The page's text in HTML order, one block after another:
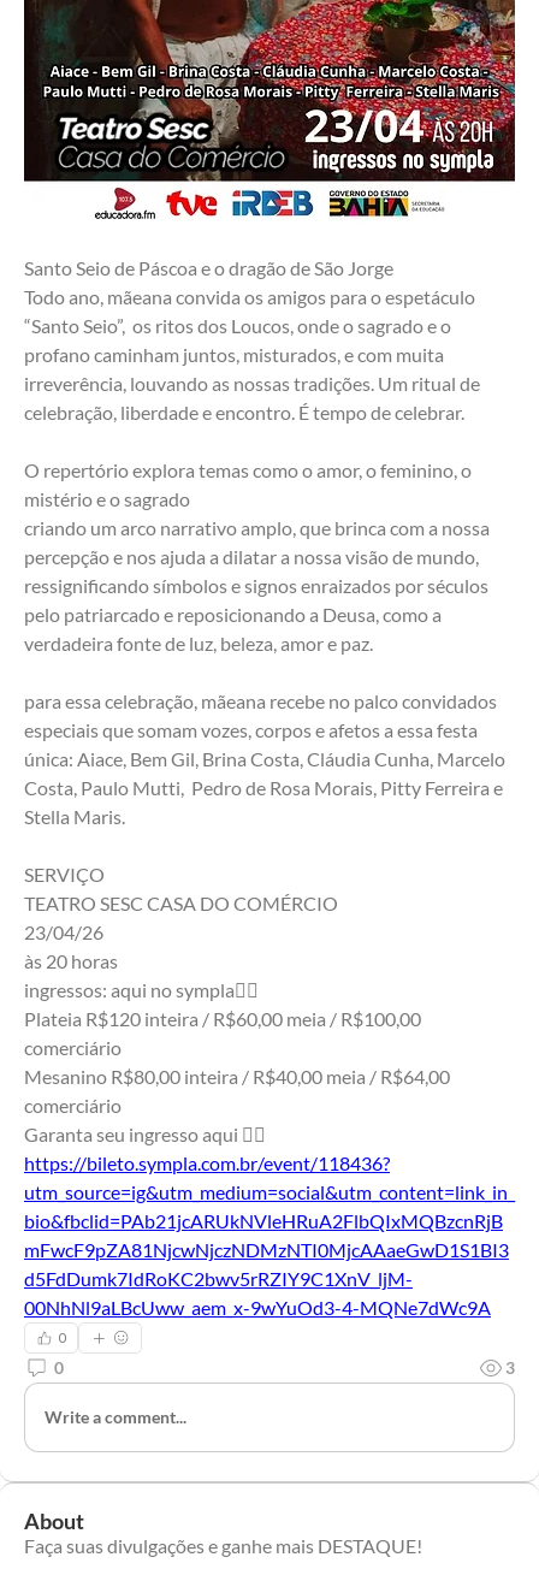
Santo Seio de Páscoa e o dragão de São Jorge
Todo ano, mãeana convida os amigos para o espetáculo
“Santo Seio”,  os ritos dos Loucos, onde o sagrado e o
profano caminham juntos, misturados, e com muita
irreverência, louvando as nossas tradições. Um ritual de
celebração, liberdade e encontro. É tempo de celebrar.
O repertório explora temas como o amor, o feminino, o
mistério e o sagrado
criando um arco narrativo amplo, que brinca com a nossa
percepção e nos ajuda a dilatar a nossa visão de mundo,
ressignificando símbolos e signos enraizados por séculos
pelo patriarcado e reposicionando a Deusa, como a
verdadeira fonte de luz, beleza, amor e paz.
para essa celebração, mãeana recebe no palco convidados
especiais que somam vozes, corpos e afetos a essa festa
única: Aiace, Bem Gil, Brina Costa, Cláudia Cunha, Marcelo
Costa, Paulo Mutti,  Pedro de Rosa Morais, Pitty Ferreira e
Stella Maris.
SERVIÇO
TEATRO SESC CASA DO COMÉRCIO
23/04/26
às 20 horas
ingressos: aqui no sympla👇🏽
Plateia R$120 inteira / R$60,00 meia / R$100,00
comerciário
Mesanino R$80,00 inteira / R$40,00 meia / R$64,00
comerciário
Garanta seu ingresso aqui 👇🏿
https://bileto.sympla.com.br/event/118436?
utm_source=ig&utm_medium=social&utm_content=link_in_
bio&fbclid=PAb21jcARUkNVleHRuA2FlbQIxMQBzcnRjB
mFwcF9pZA81NjcwNjczNDMzNTI0MjcAAaeGwD1S1BI3
d5FdDumk7IdRoKC2bwv5rRZIY9C1XnV_ljM-
00NhNl9aLBcUww_aem_x-9wYuOd3-4-MQNe7dWc9A
0
0 3
Write a comment...
About
Faça suas divulgações e ganhe mais DESTAQUE!